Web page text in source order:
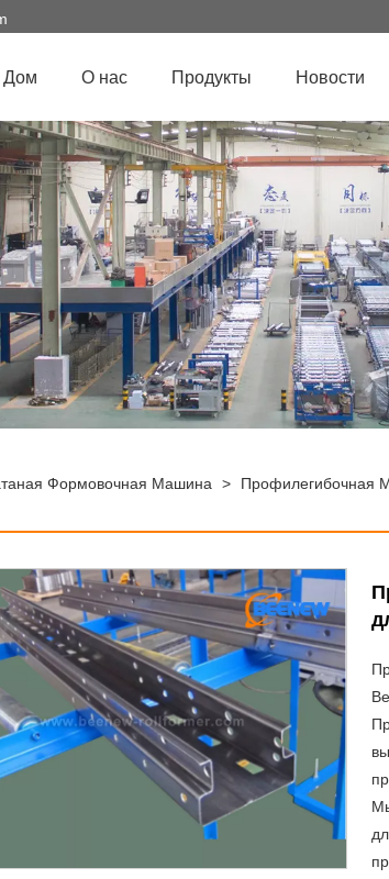
Дом О нас Продукты Новости
Формовочная Машина > Профилегибочная